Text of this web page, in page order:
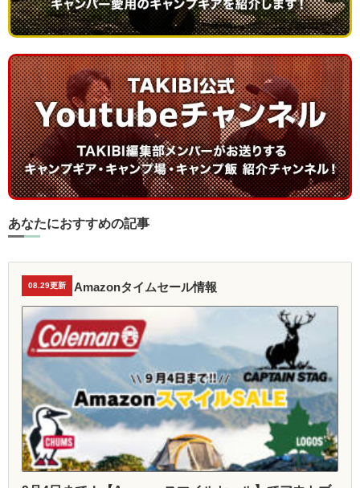
あなたにおすすめの記事
08.29更新 Amazonタイムセール情報